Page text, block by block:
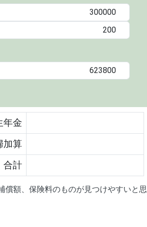
年金
加算
合計
償額、保険料のものが見つけやすいと思